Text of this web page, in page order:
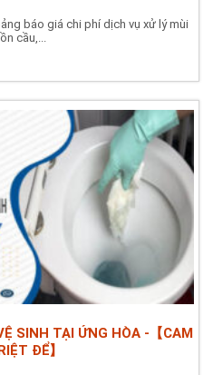
báo giá chi phí dịch vụ xử lý mùi
cầu,...
SINH TẠI ỨNG HÒA -【CAM
ĐỂ】